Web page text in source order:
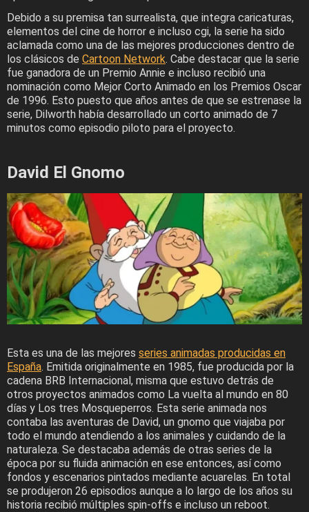
Debido a su premisa tan surrealista, que integra caricaturas,
elementos del cine de horror e incluso cgi, la serie ha sido
aclamada como una de las mejores producciones dentro de
los clásicos de Cartoon Network. Cabe destacar que la serie
fue ganadora de un Premio Annie e incluso recibió una
nominación como Mejor Corto Animado en los Premios Oscar
de 1996. Esto puesto que años antes de que se estrenase la
serie, Dilworth había desarrollado un corto animado de 7
minutos como episodio piloto para el proyecto.
David El Gnomo
Esta es una de las mejores series animadas producidas en
España. Emitida originalmente en 1985, fue producida por la
cadena BRB Internacional, misma que estuvo detrás de
otros proyectos animados como La vuelta al mundo en 80
días y Los tres Mosqueperros. Esta serie animada nos
contaba las aventuras de David, un gnomo que viajaba por
todo el mundo atendiendo a los animales y cuidando de la
naturaleza. Se destacaba además de otras series de la
época por su fluida animación en ese entonces, así como
fondos y escenarios pintados mediante acuarelas. En total
se produjeron 26 episodios aunque a lo largo de los años su
historia recibió múltiples spin-offs e incluso un reboot.